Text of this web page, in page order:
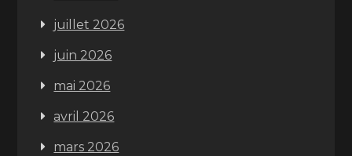
juillet 2026
juin 2026
mai 2026
avril 2026
mars 2026